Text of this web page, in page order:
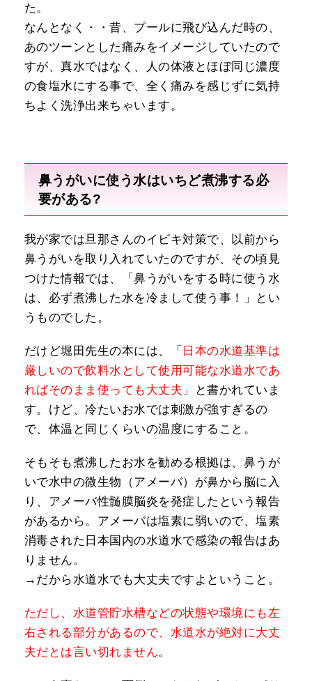
た。
なんとなく・・昔、プールに飛び込んだ時の、
あのツーンとした痛みをイメージしていたので
すが、真水ではなく、
人の体液とほぼ同じ濃度
の食塩水にする事で、全く痛みを感じずに気持
ちよく洗浄出来ちゃいます。
鼻うがいに使う水はいちど煮沸する必
要がある?
我が家では旦那さんのイビキ対策で、以前から
鼻うがいを取り入れていたのですが、その頃見
つけた情報では、「鼻うがいをする時に使う水
は、必ず煮沸した水を冷まして使う事！」とい
うものでした。
だけど堀田先生の本には、「 日本の水道基準は
厳しいので飲料水として使用可能な水道水であ
ればそのまま使っても大丈夫 」と書かれていま
す。けど、冷たいお水では刺激が強すぎるの
で、体温と同じくらいの温度にすること。
そもそも煮沸したお水を勧める根拠は、鼻うが
いで水中の微生物（アメーバ）が鼻から脳に入
り、アメーバ性髄膜脳炎を発症したという報告
があるから。アメーバは塩素に弱いので、塩素
消毒された日本国内の水道水で感染の報告はあ
りません。
→だから水道水でも大丈夫ですよということ。
ただし、水道管貯水槽などの状態や環境にも左
右される部分があるので、水道水が絶対に大丈
夫だとは言い切れません。